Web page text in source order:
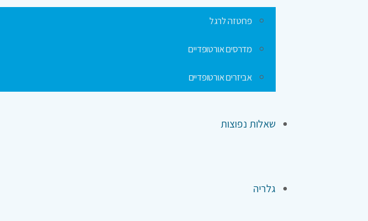
פרוטזה לרגל
מדרסים אורטופדיים
אביזרים אורטופדיים
שאלות נפוצות
גלריה